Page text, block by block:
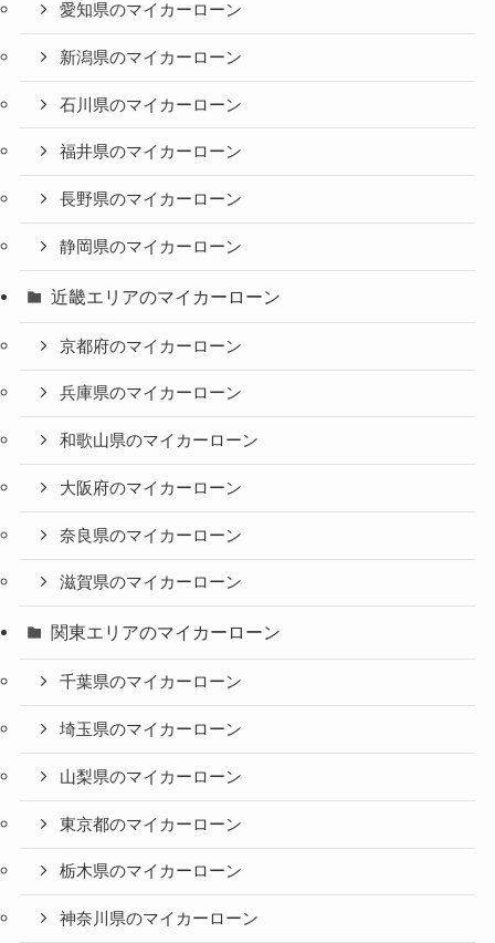
愛知県のマイカーローン
新潟県のマイカーローン
石川県のマイカーローン
福井県のマイカーローン
長野県のマイカーローン
静岡県のマイカーローン
近畿エリアのマイカーローン
京都府のマイカーローン
兵庫県のマイカーローン
和歌山県のマイカーローン
大阪府のマイカーローン
奈良県のマイカーローン
滋賀県のマイカーローン
関東エリアのマイカーローン
千葉県のマイカーローン
埼玉県のマイカーローン
山梨県のマイカーローン
東京都のマイカーローン
栃木県のマイカーローン
神奈川県のマイカーローン